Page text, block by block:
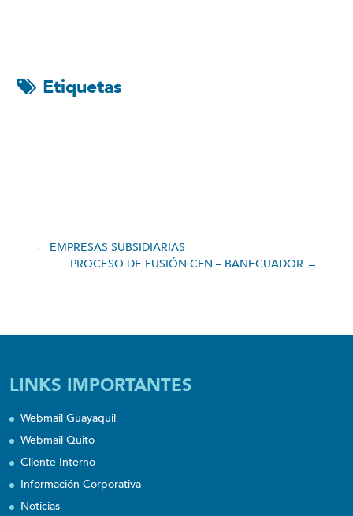
Etiquetas
← EMPRESAS SUBSIDIARIAS
PROCESO DE FUSIÓN CFN – BANECUADOR →
LINKS IMPORTANTES
Webmail Guayaquil
Webmail Quito
Cliente Interno
Información Corporativa
Noticias